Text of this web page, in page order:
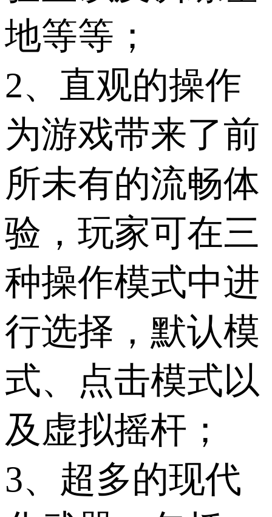
地等等；
2、直观的操作
为游戏带来了前
所未有的流畅体
验，玩家可在三
种操作模式中进
行选择，默认模
式、点击模式以
及虚拟摇杆；
3、超多的现代